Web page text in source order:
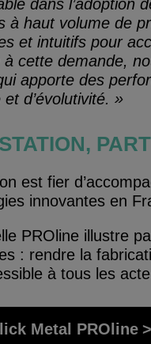
dans l’adoption
à haut volume de
et intuitifs pour
à cette demande,
apporte des
d’évolutivité. »
est fier
innovantes en
PROline illustre
: rendre la
à tous les
Metal PROline